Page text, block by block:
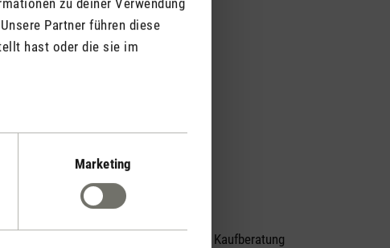
Partner führen diese
hast oder die sie im
Marketing
Persönliche Kaufberatung